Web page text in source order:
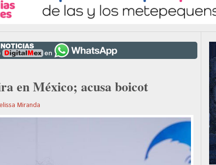
en México; acusa boicot
Miranda